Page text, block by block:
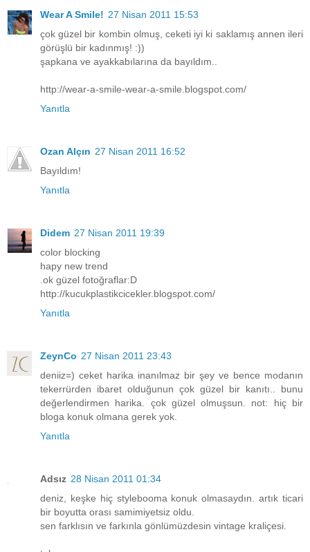
Wear A Smile! 27 Nisan 2011 15:53
çok güzel bir kombin olmuş, ceketi iyi ki saklamış annen ileri
görüşlü bir kadınmış! :))
şapkana ve ayakkabılarına da bayıldım..
http://wear-a-smile-wear-a-smile.blogspot.com/
Yanıtla
Ozan Alçın 27 Nisan 2011 16:52
Bayıldım!
Yanıtla
Didem 27 Nisan 2011 19:39
color blocking
hapy new trend
.ok güzel fotoğraflar:D
http://kucukplastikcicekler.blogspot.com/
Yanıtla
ZeynCo 27 Nisan 2011 23:43
deniiz=) ceket harika inanılmaz bir şey ve bence modanın
tekerrürden ibaret olduğunun çok güzel bir kanıtı.. bunu
değerlendirmen harika. çok güzel olmuşsun. not: hiç bir
bloga konuk olmana gerek yok.
Yanıtla
Adsız 28 Nisan 2011 01:34
deniz, keşke hiç stylebooma konuk olmasaydın. artık ticari
bir boyutta orası samimiyetsiz oldu.
sen farklısın ve farkınla gönlümüzdesin vintage kraliçesi.